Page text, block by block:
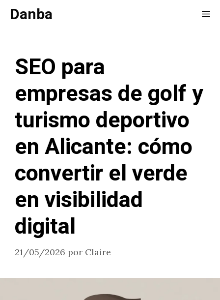
SaltarDanba
SEO para
empresas de golf y
turismo deportivo
en Alicante: cómo
convertir el verde
en visibilidad
digital
21/05/2026 por Claire